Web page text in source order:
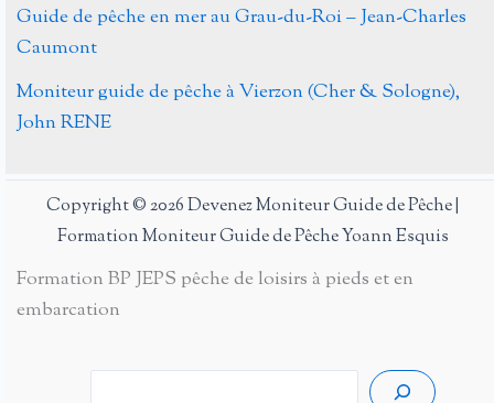
Guide de pêche en mer au Grau-du-Roi – Jean-Charles
Caumont
Moniteur guide de pêche à Vierzon (Cher & Sologne),
John RENE
Copyright © 2026 Devenez Moniteur Guide de Pêche |
Formation Moniteur Guide de Pêche Yoann Esquis
Formation BP JEPS pêche de loisirs à pieds et en
embarcation